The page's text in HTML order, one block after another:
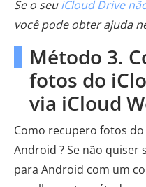
Se o seuiCloud Drive
você pode obter ajuda
Método 3.
fotos do
via iCloud
Como recupero fotos
Android ? Se não
para Android com um